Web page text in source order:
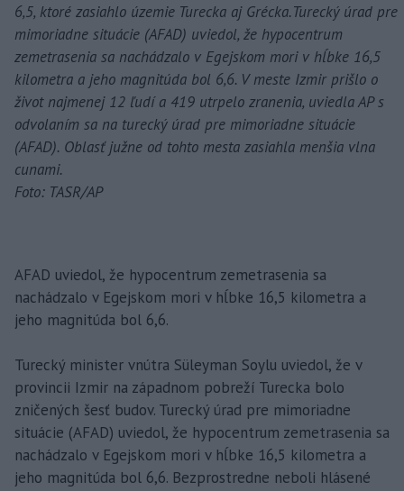
6,5, ktoré zasiahlo územie Turecka aj Grécka.Turecký úrad pre
mimoriadne situácie (AFAD) uviedol, že hypocentrum
zemetrasenia sa nachádzalo v Egejskom mori v hĺbke 16,5
kilometra a jeho magnitúda bol 6,6. V meste Izmir prišlo o
život najmenej 12 ľudí a 419 utrpelo zranenia, uviedla AP s
odvolaním sa na turecký úrad pre mimoriadne situácie
(AFAD). Oblasť južne od tohto mesta zasiahla menšia vlna
cunami.
Foto: TASR/AP
AFAD uviedol, že hypocentrum zemetrasenia sa
nachádzalo v Egejskom mori v hĺbke 16,5 kilometra a
jeho magnitúda bol 6,6.
Turecký minister vnútra Süleyman Soylu uviedol, že v
provincii Izmir na západnom pobreží Turecka bolo
zničených šesť budov. Turecký úrad pre mimoriadne
situácie (AFAD) uviedol, že hypocentrum zemetrasenia sa
nachádzalo v Egejskom mori v hĺbke 16,5 kilometra a
jeho magnitúda bol 6,6. Bezprostredne neboli hlásené